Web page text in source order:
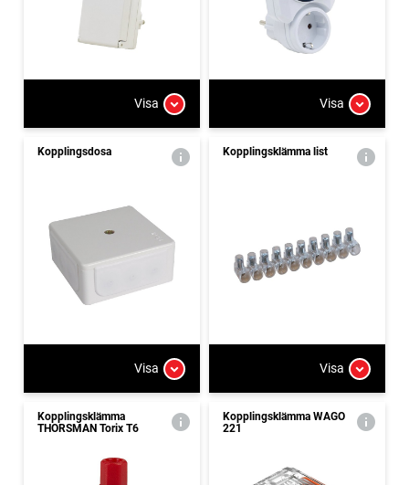
Visa Visa
Kopplingsdosa
Visa
Kopplingsklämma list
Visa
Kopplingsklämma
THORSMAN Torix T6
Kopplingsklämma WAGO
221